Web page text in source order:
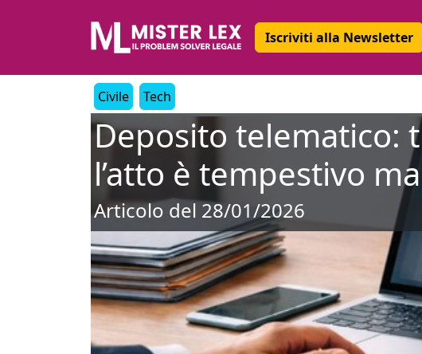
Iscriviti alla Newsletter
Civile Tech
Deposito telematico:
l’atto è tempestivo
Articolo del 28/01/2026